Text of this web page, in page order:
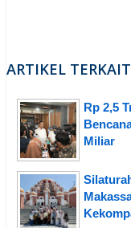
ARTIKEL TERKAIT
Rp 2,5
Miliar